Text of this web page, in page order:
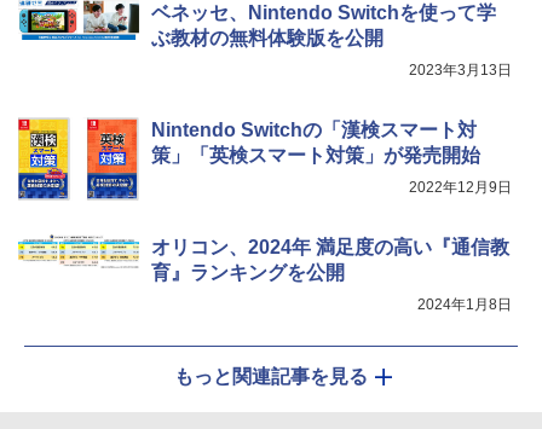
ベネッセ、Nintendo Switchを使って学
ぶ教材の無料体験版を公開
2023年3月13日
Nintendo Switchの「漢検スマート対
策」「英検スマート対策」が発売開始
2022年12月9日
オリコン、2024年 満足度の高い『通信教
育』ランキングを公開
2024年1月8日
もっと関連記事を見る